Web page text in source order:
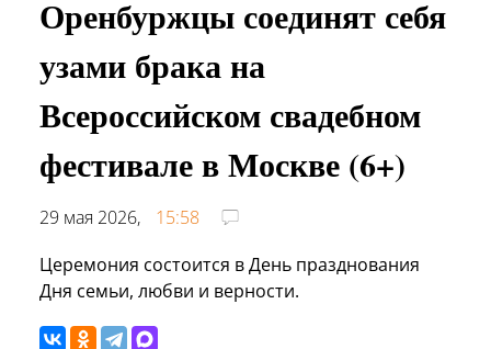
Оренбуржцы соединят себя
узами брака на
Всероссийском свадебном
фестивале в Москве (6+)
29 мая 2026,
15:58
Церемония состоится в День празднования
Дня семьи, любви и верности.